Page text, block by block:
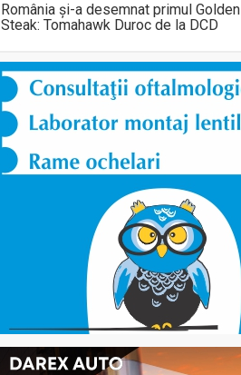
România și-a desemnat primul Golden
Steak: Tomahawk Duroc de la DCD